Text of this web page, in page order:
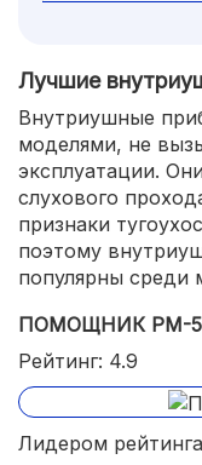
Лучшие
Внутриушные
моделями, не
эксплуатации.
слухового
признаки
поэтому
популярны среди
ПОМОЩНИК РМ-
Рейтинг: 4.9
Лидером